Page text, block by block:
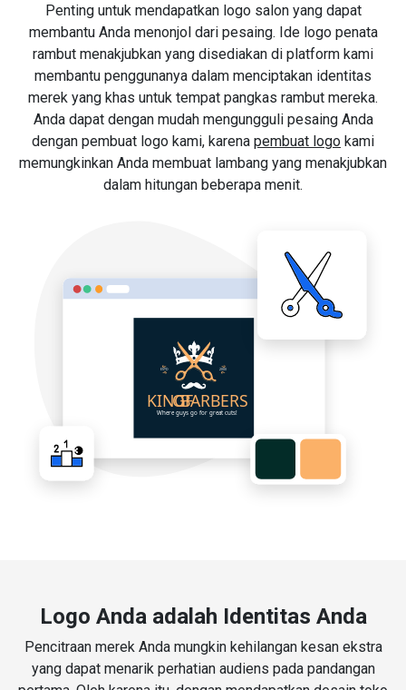
Penting untuk mendapatkan logo salon yang dapat
membantu Anda menonjol dari pesaing. Ide logo penata
rambut menakjubkan yang disediakan di platform kami
membantu penggunanya dalam menciptakan identitas
merek yang khas untuk tempat pangkas rambut mereka.
Anda dapat dengan mudah mengungguli pesaing Anda
dengan pembuat logo kami, karena pembuat logo kami
memungkinkan Anda membuat lambang yang menakjubkan
dalam hitungan beberapa menit.
Logo Anda adalah Identitas Anda
Pencitraan merek Anda mungkin kehilangan kesan ekstra
yang dapat menarik perhatian audiens pada pandangan